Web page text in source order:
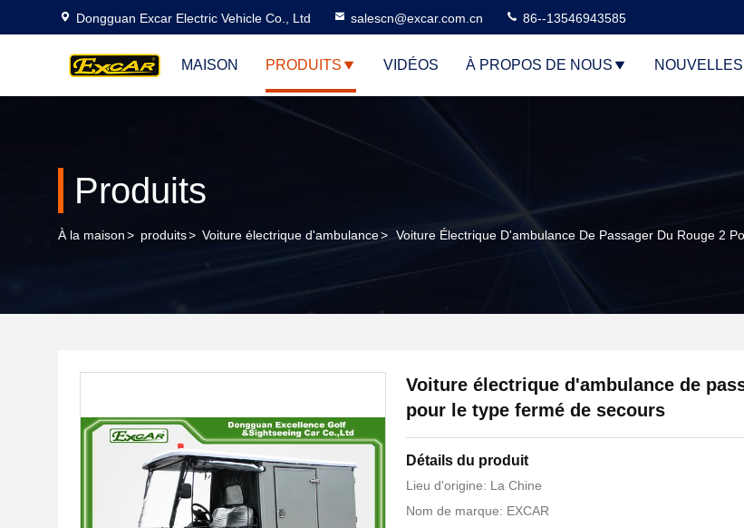
Dongguan Excar Electric Vehicle Co., Ltd salescn@excar.com.cn 86--13546943585
MAISON PRODUITS VIDÉOS À PROPOS DE NOUS NOUVELLES
Produits
À la maison> produits> Voiture électrique d'ambulance> Voiture Électrique D'ambulance De Passager Du Rouge 2
Voiture électrique d'ambulance de
pour le type fermé de secours
Détails du produit
Lieu d'origine: La Chine
Nom de marque: EXCAR